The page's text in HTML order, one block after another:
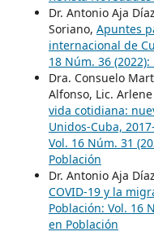
Dr. Antonio Aja
Soriano, Apuntes
internacional de
18 Núm. 36
Dra. Consuelo
Alfonso, Lic.
vida cotidiana:
Unidos-Cuba,
Vol. 16 Núm. 31
Población
Dr. Antonio Aja
COVID-19 y la
Población: Vol. 16
en Población